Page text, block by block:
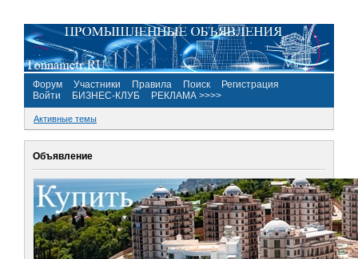
Форум Участники Правила Поиск
Регистрация
Войти
БИЗНЕС-КЛУБ РЕКЛАМА >>>>
Активные темы
Объявление